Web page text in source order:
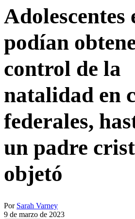
Adolescentes
podían
control de la
natalidad en
federales,
un padre
objetó
Por Sarah Varney
9 de marzo de 2023